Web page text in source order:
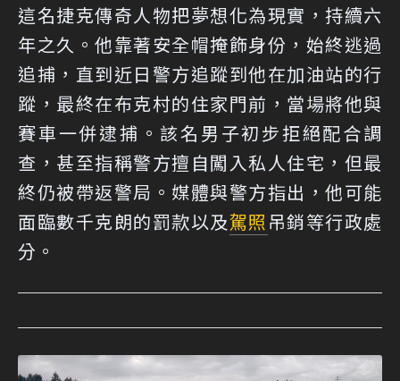
這名捷克傳奇人物把夢想化為現實，持續六
年之久。他靠著安全帽掩飾身份，始終逃過
追捕，直到近日警方追蹤到他在加油站的行
蹤，最終在布克村的住家門前，當場將他與
賽車一併逮捕。該名男子初步拒絕配合調
查，甚至指稱警方擅自闖入私人住宅，但最
終仍被帶返警局。媒體與警方指出，他可能
面臨數千克朗的罰款以及駕照 吊銷等行政處
分。